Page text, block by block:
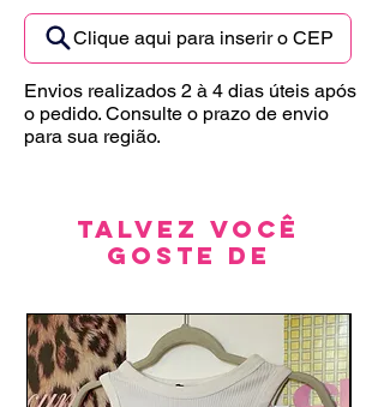
Clique aqui para inserir o CEP
Envios realizados 2 à 4 dias úteis após
o pedido. Consulte o prazo de envio
para sua região.
Talvez você
goste de